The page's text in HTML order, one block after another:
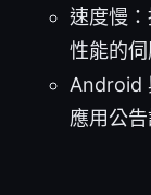
速度慢
性能的伺
Android
應用公